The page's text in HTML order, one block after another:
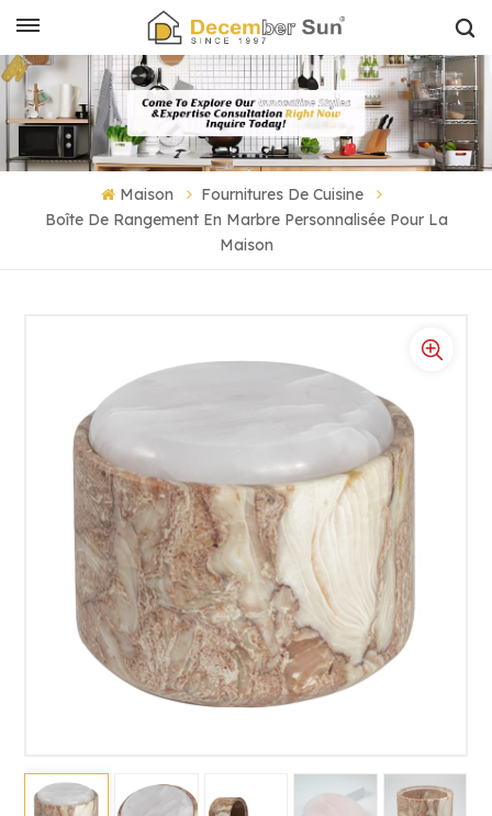
Maison
Fournitures De Cuisine
Boîte De Rangement En Marbre Personnalisée Pour La
Maison